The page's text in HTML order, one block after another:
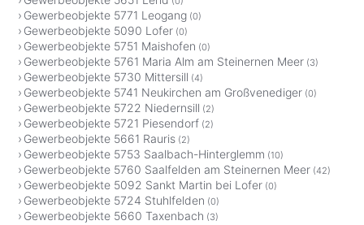
Gewerbeobjekte 5771 Leogang (0)
Gewerbeobjekte 5090 Lofer (0)
Gewerbeobjekte 5751 Maishofen (0)
Gewerbeobjekte 5761 Maria Alm am Steinernen Meer (3)
Gewerbeobjekte 5730 Mittersill (4)
Gewerbeobjekte 5741 Neukirchen am Großvenediger (0)
Gewerbeobjekte 5722 Niedernsill (2)
Gewerbeobjekte 5721 Piesendorf (2)
Gewerbeobjekte 5661 Rauris (2)
Gewerbeobjekte 5753 Saalbach-Hinterglemm (10)
Gewerbeobjekte 5760 Saalfelden am Steinernen Meer (42)
Gewerbeobjekte 5092 Sankt Martin bei Lofer (0)
Gewerbeobjekte 5724 Stuhlfelden (0)
Gewerbeobjekte 5660 Taxenbach (3)